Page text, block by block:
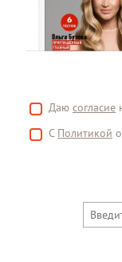
Даю согласие
С Политикой